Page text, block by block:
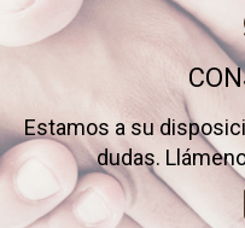
Estamos a su
dudas.